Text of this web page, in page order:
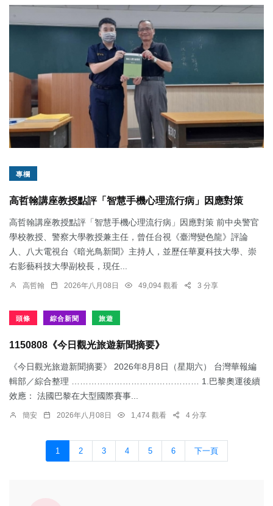
專欄
高哲翰講座教授點評「智慧手機心理流行病」因應對策
高哲翰講座教授點評「智慧手機心理流行病」因應對策 前中央警官
學校教授、警察大學教授兼主任，曾任台視《臺灣變色龍》評論
人、八大電視台《暗光鳥新聞》主持人，並歷任華夏科技大學、崇
右影藝科技大學副校長，現任...
高哲翰 2026年八月08日 49,094 觀看 3 分享
頭條 綜合新聞 旅遊
1150808《今日觀光旅遊新聞摘要》
《今日觀光旅遊新聞摘要》 2026年8月8日（星期六） 台灣華報編
輯部／綜合整理 ……………………………………… 1.​巴黎奧運後續
效應： 法國巴黎在大型國際賽事...
簡安 2026年八月08日 1,474 觀看 4 分享
1 2 3 4 5 6 下一頁